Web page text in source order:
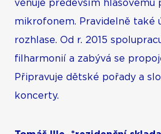
věnuje především hlasovému
mikrofonem. Pravidelně také
rozhlase. Od r. 2015
filharmonií a zabývá se
Připravuje dětské pořady a
koncerty.